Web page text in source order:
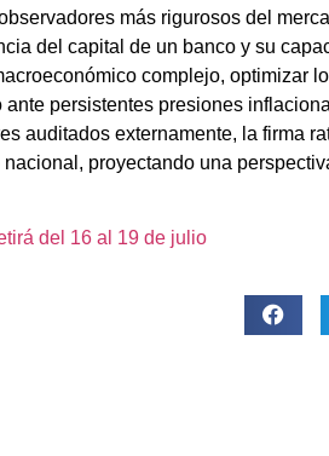
más rigurosos del
del capital de un banco y su
complejo, optimizar
persistentes presiones
auditados externamente, la firma
proyectando una
del 16 al 19 de julio